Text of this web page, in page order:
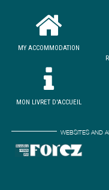
MY ACCOMMODATION
MON LIVRET D'ACCUEIL
WEBSITES AND